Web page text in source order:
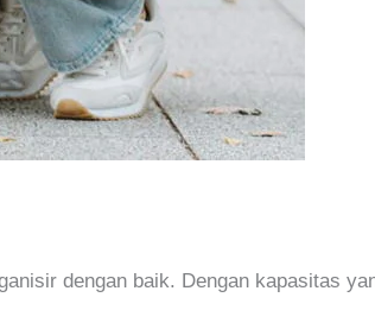
dengan baik. Dengan kapasitas